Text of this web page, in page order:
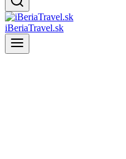
iBeriaTravel.sk